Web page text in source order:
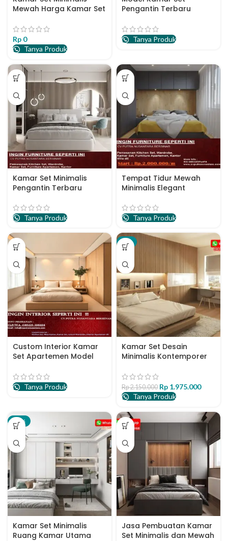
Mewah Harga Kamar Set
Rp 0
Tanya Produk
Pengantin Terbaru
Tanya Produk
Kamar Set Minimalis
Pengantin Terbaru
Tanya Produk
Tempat Tidur Mewah
Minimalis Elegant
Tanya Produk
Custom Interior Kamar
Set Apartemen Model
Tanya Produk
-8%
Kamar Set Desain
Minimalis Kontemporer
Rp2.150.000 Harga aslinya
adalah:
Rp 1.975.000Harga
Tanya Produk
-16%
Kamar Set Minimalis
Ruang Kamar Utama
Jasa Pembuatan Kamar
Set Minimalis dan Mewah